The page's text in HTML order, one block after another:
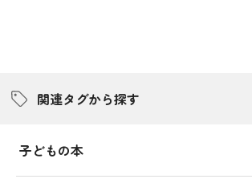
関連タグから探す
子どもの本